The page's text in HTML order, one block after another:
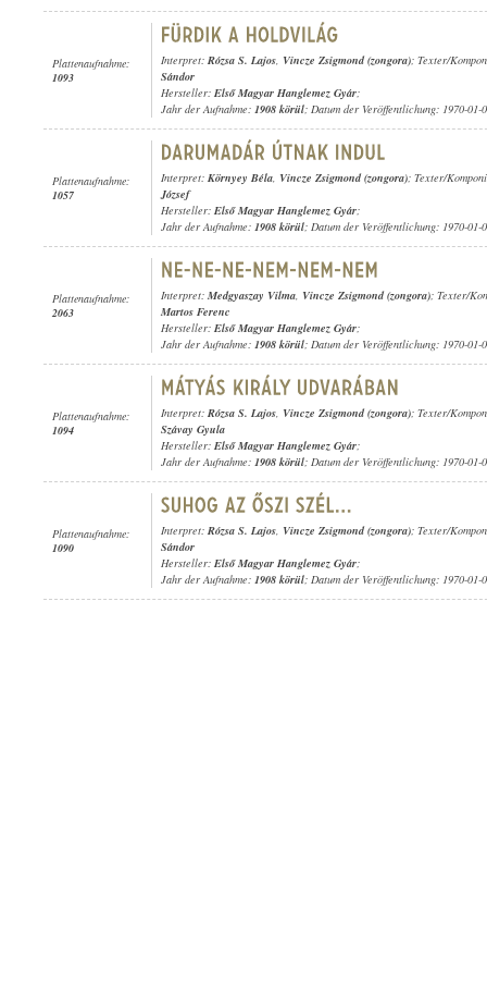
Plattenaufnahme:
1093
Interpret: Rózsa S. Lajos, Vincze Zsigmond (zongora); Texter/
Sándor
Hersteller: Első Magyar Hanglemez Gyár;
Jahr der Aufnahme: 1908 körül; Datum der Veröffentlichung: 1970-01-
Plattenaufnahme:
1057
Interpret: Környey Béla, Vincze Zsigmond (zongora); Texter/
József
Hersteller: Első Magyar Hanglemez Gyár;
Jahr der Aufnahme: 1908 körül; Datum der Veröffentlichung: 1970-01-
Plattenaufnahme:
2063
Interpret: Medgyaszay Vilma, Vincze Zsigmond (zongora); Texter/
Martos Ferenc
Hersteller: Első Magyar Hanglemez Gyár;
Jahr der Aufnahme: 1908 körül; Datum der Veröffentlichung: 1970-01-
Plattenaufnahme:
1094
Interpret: Rózsa S. Lajos, Vincze Zsigmond (zongora); Texter/
Szávay Gyula
Hersteller: Első Magyar Hanglemez Gyár;
Jahr der Aufnahme: 1908 körül; Datum der Veröffentlichung: 1970-01-
Plattenaufnahme:
1090
Interpret: Rózsa S. Lajos, Vincze Zsigmond (zongora); Texter/
Sándor
Hersteller: Első Magyar Hanglemez Gyár;
Jahr der Aufnahme: 1908 körül; Datum der Veröffentlichung: 1970-01-